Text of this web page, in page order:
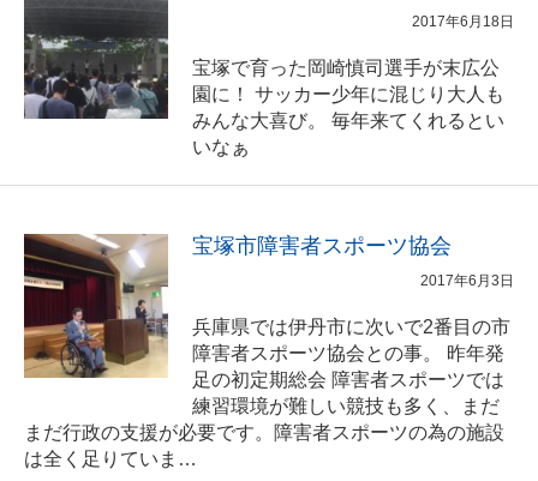
2017年6月18日
宝塚で育った岡崎慎司選手が末広公
園に！ サッカー少年に混じり大人も
みんな大喜び。 毎年来てくれるとい
いなぁ
宝塚市障害者スポーツ協会
2017年6月3日
兵庫県では伊丹市に次いで2番目の市
障害者スポーツ協会との事。 昨年発
足の初定期総会 障害者スポーツでは
練習環境が難しい競技も多く、まだ
まだ行政の支援が必要です。障害者スポーツの為の施設
は全く足りていま…